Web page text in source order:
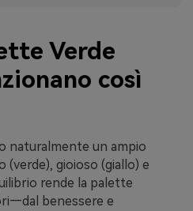
Verde
così
naturalmente un ampio
gioioso (giallo) e
rende la palette
benessere e